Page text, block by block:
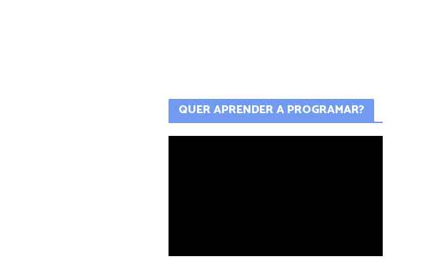
QUER APRENDER A PROGRAMAR?